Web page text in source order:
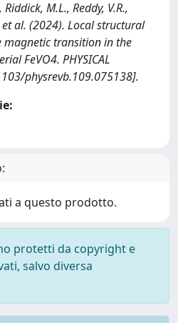
M.L., Reddy, V.R.,
et al. (2024). Local structural
magnetic transition in the
FeVO4. PHYSICAL
physrevb.109.075138].
a questo prodotto.
protetti da copyright e
salvo diversa